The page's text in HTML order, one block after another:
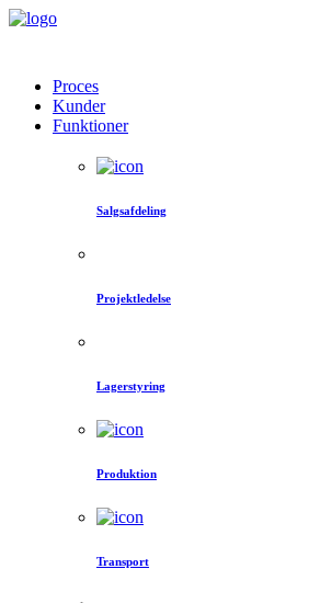
Proces
Kunder
Funktioner
Salgsafdeling
Projektledelse
Lagerstyring
Produktion
Transport